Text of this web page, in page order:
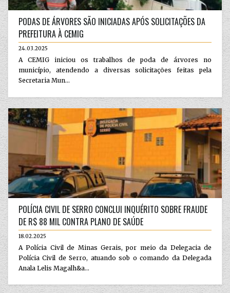
PODAS DE ÁRVORES SÃO INICIADAS APÓS SOLICITAÇÕES DA
PREFEITURA À CEMIG
24.03.2025
A CEMIG iniciou os trabalhos de poda de árvores no
município, atendendo a diversas solicitações feitas pela
Secretaria Mun...
POLÍCIA CIVIL DE SERRO CONCLUI INQUÉRITO SOBRE FRAUDE
DE R$ 88 MIL CONTRA PLANO DE SAÚDE
18.02.2025
A Polícia Civil de Minas Gerais, por meio da Delegacia de
Polícia Civil de Serro, atuando sob o comando da Delegada
Anala Lelis Magalh&a...